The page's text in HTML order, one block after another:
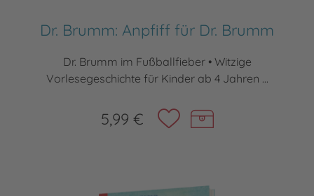
Dr. Brumm: Anpfiff für Dr. Brumm
Dr. Brumm im Fußballfieber • Witzige
Vorlesegeschichte für Kinder ab 4 Jahren ...
5,99 €